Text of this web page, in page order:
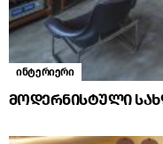
ინტერიერი
მოდერნისტული